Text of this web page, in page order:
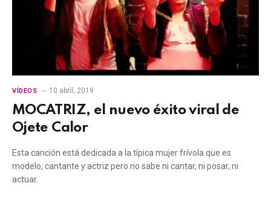
VÍDEOS 10 abril, 2019
MOCATRIZ, el nuevo éxito viral de
Ojete Calor
Esta canción está dedicada a la típica mujer frívola que es
modelo, cantante y actriz pero no sabe ni cantar, ni posar, ni
actuar.